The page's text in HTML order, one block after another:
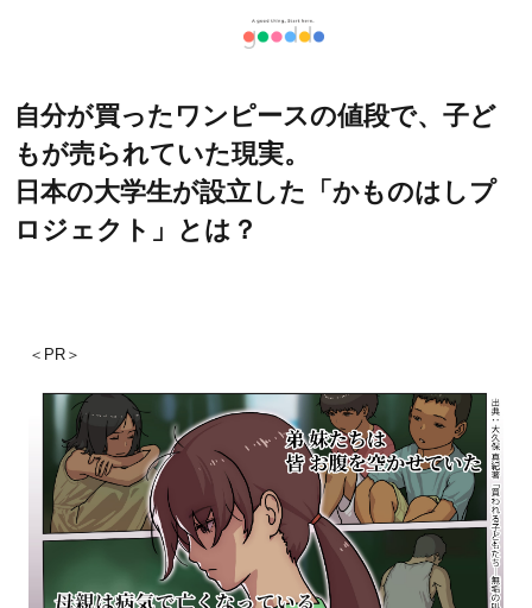
自分が買ったワンピースの値段で、子ど
もが売られていた現実。
日本の大学生が設立した「かものはしプ
ロジェクト」とは？
＜PR＞